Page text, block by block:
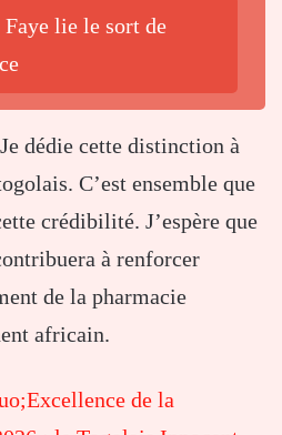
lie le sort de
Je dédie cette distinction à
C’est ensemble que
crédibilité. J’espère que
à renforcer
de la pharmacie
africain.
de la